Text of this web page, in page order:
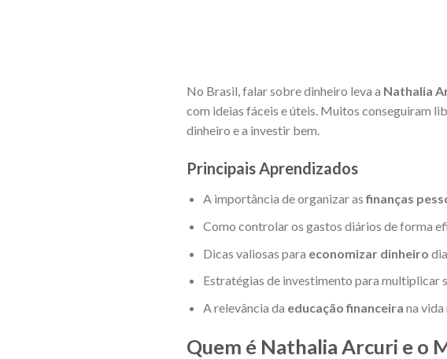
No Brasil, falar sobre dinheiro leva a Nathalia
com ideias fáceis e úteis. Muitos conseguiram
dinheiro e a investir bem.
Principais Aprendizados
A importância de organizar asfinanças
Como controlar os gastos diários de forma
Dicas valiosas para economizar dinheiro
Estratégias de investimento para multiplicar
A relevância da educação financeira na
Quem é Nathalia Arcuri e o